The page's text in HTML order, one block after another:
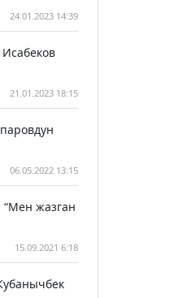
24.01.2023 14:39
21.01.2023 18:15
06.05.2022 13:15
жазган
15.09.2021 6:18